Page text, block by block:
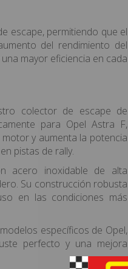
escape, permitiendo que el
del rendimiento del
mayor eficiencia en cada
colector de escape de
para Opel Astra F,
y aumenta la potencia
pistas de rally.
acero inoxidable de alta
Su construcción robusta
en las condiciones más
específicos de Opel,
perfecto y una mejora